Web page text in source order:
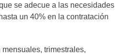
se adecue a las necesidades
un 40% en la contratación
trimestrales,